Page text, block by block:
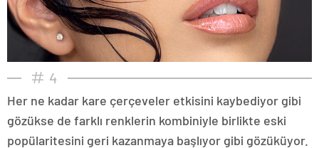
4
Her ne kadar kare çerçeveler etkisini kaybediyor gibi
gözükse de farklı renklerin kombiniyle birlikte eski
popülaritesini geri kazanmaya başlıyor gibi gözüküyor.